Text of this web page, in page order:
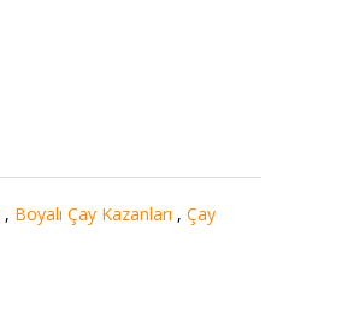
, Boyalı Çay Kazanları , Çay